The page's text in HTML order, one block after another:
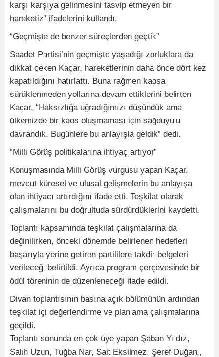
karşı karşıya gelinmesini tasvip etmeyen bir
hareketiz” ifadelerini kullandı.
“Geçmişte de benzer süreçlerden geçtik”
Saadet Partisi’nin geçmişte yaşadığı zorluklara da
dikkat çeken Kaçar, hareketlerinin daha önce dört kez
kapatıldığını hatırlattı. Buna rağmen kaosa
sürüklenmeden yollarına devam ettiklerini belirten
Kaçar, “Haksızlığa uğradığımızı düşündük ama
ülkemizde bir kaos oluşmaması için sağduyulu
davrandık. Bugünlere bu anlayışla geldik” dedi.
“Milli Görüş politikalarına ihtiyaç artıyor”
Konuşmasında Milli Görüş vurgusu yapan Kaçar,
mevcut küresel ve ulusal gelişmelerin bu anlayışa
olan ihtiyacı artırdığını ifade etti. Teşkilat olarak
çalışmalarını bu doğrultuda sürdürdüklerini kaydetti.
Toplantı kapsamında teşkilat çalışmalarına da
değinilirken, önceki dönemde belirlenen hedefleri
başarıyla yerine getiren partililere takdir belgeleri
verileceği belirtildi. Ayrıca program çerçevesinde bir
ödül töreninin de düzenleneceği ifade edildi.
Divan toplantısının basına açık bölümünün ardından
teşkilat içi değerlendirme ve planlama çalışmalarına
geçildi.
Toplantı sonunda en çok üye yapan Şaban Yıldız,
Salih Uzun, Tuğba Nar, Sait Eksilmez, Şeref Duğan,,